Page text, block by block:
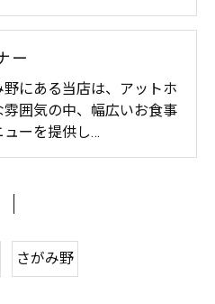
ー
野にある当店は、アットホ
雰囲気の中、幅広いお食事
ューを提供し…
さがみ野